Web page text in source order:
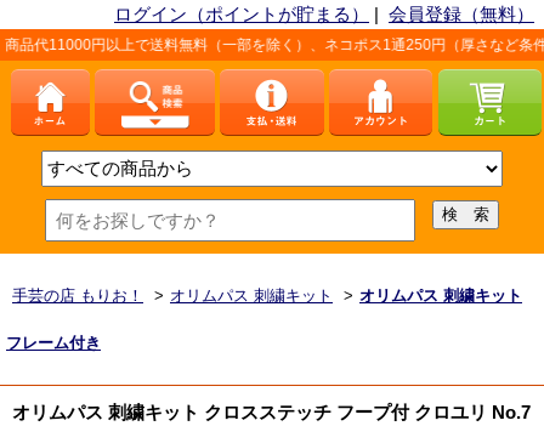
ログイン（ポイントが貯まる） | 会員登録（無料）
以上で送料無料（一部を除く）、ネコポス1通250円（厚さなど条件あり）。詳
手芸の店 もりお！ > オリムパス 刺繍キット > オリムパス 刺繍キット
フレーム付き
オリムパス 刺繍キット クロスステッチ フープ付 クロユリ No.7